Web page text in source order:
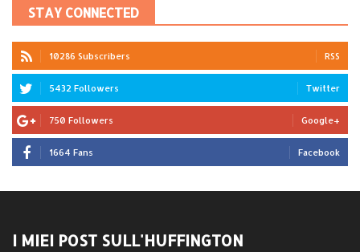
STAY CONNECTED
10286 Subscribers RSS
5432 Followers Twitter
750 Followers Google+
1664 Fans Facebook
I MIEI POST SULL'HUFFINGTON